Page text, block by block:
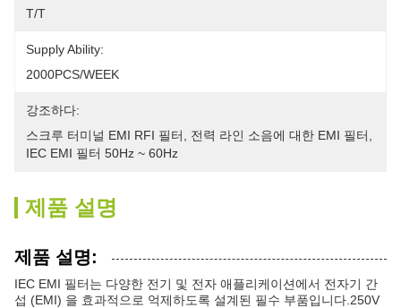
T/T
Supply Ability:
2000PCS/WEEK
강조하다:
스크루 터미널 EMI RFI 필터
전력 라인 소음에 대한 EMI 필터
IEC EMI 필터 50Hz ~ 60Hz
제품 설명
제품 설명:
IEC EMI 필터는 다양한 전기 및 전자 애플리케이션에서 전자기 간
섭 (EMI) 을 효과적으로 억제하도록 설계된 필수 부품입니다.250V